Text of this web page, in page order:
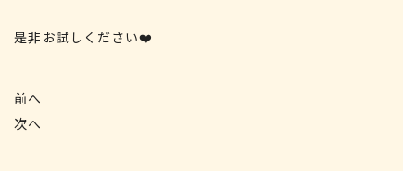
是非お試しください❤️
前へ
次へ